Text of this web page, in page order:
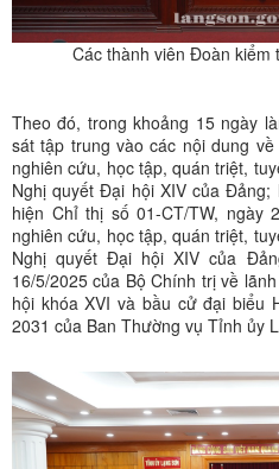
Các thành viên Đoàn kiểm
Theo đó, trong khoảng 15 ngày
sát tập trung vào các nội dung
nghiên cứu, học tập, quán triệt,
Nghị quyết Đại hội XIV của
hiện Chỉ thị số 01-CT/TW, ngày
nghiên cứu, học tập, quán triệt,
Nghị quyết Đại hội XIV của
16/5/2025 của Bộ Chính trị về
hội khóa XVI và bầu cử đại biểu
2031 của Ban Thường vụ Tỉnh ủy